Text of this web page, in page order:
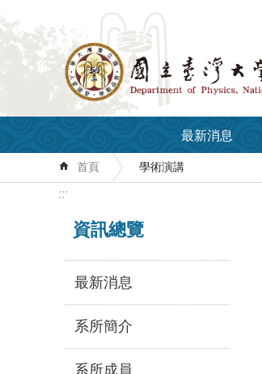
跳到主要內容區塊
最新消息
首頁 學術演講
:::
資訊總覽
最新消息
系所簡介
系所成員